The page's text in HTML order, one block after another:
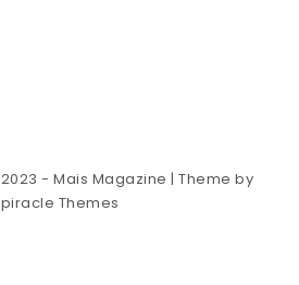
- Mais Magazine | Theme by
Themes